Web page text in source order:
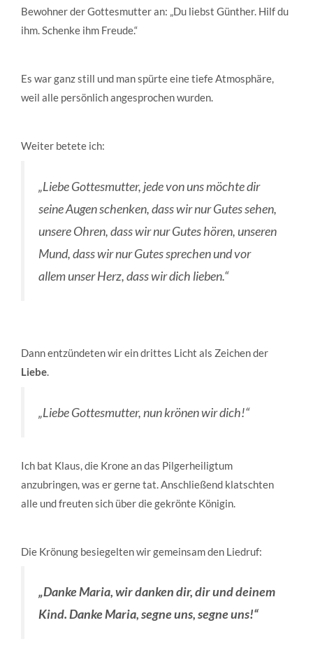
Bewohner der Gottesmutter an: „Du liebst Günther. Hilf du
ihm. Schenke ihm Freude.“
Es war ganz still und man spürte eine tiefe Atmosphäre,
weil alle persönlich angesprochen wurden.
Weiter betete ich:
„Liebe Gottesmutter, jede von uns möchte dir
seine Augen schenken, dass wir nur Gutes sehen,
unsere Ohren, dass wir nur Gutes hören, unseren
Mund, dass wir nur Gutes sprechen und vor
allem unser Herz, dass wir dich lieben.“
Dann entzündeten wir ein drittes Licht als Zeichen der
Liebe.
„Liebe Gottesmutter, nun krönen wir dich!“
Ich bat Klaus, die Krone an das Pilgerheiligtum
anzubringen, was er gerne tat. Anschließend klatschten
alle und freuten sich über die gekrönte Königin.
Die Krönung besiegelten wir gemeinsam den Liedruf:
„Danke Maria, wir danken dir, dir und deinem
Kind.Danke Maria, segne uns, segne uns!“